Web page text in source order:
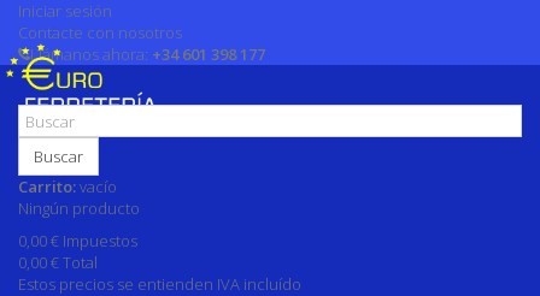
Iniciar sesión
Contacte con nosotros
Llámanos ahora: +34 601 398 177
Buscar
Carrito:vacío
Ningún producto
0,00 € Impuestos
0,00 €Total
Estos precios se entienden IVA incluído